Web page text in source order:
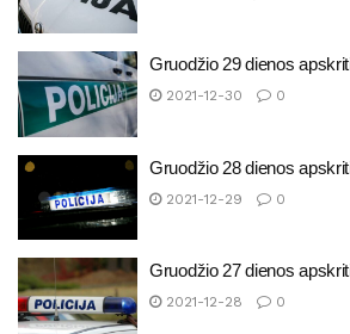
Gruodžio 29 dienos
2021-12-30 0
Gruodžio 28 dienos
2021-12-29 0
Gruodžio 27 dienos
2021-12-28 0